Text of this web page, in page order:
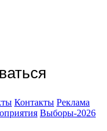
Контакты Реклама
Выборы-2026